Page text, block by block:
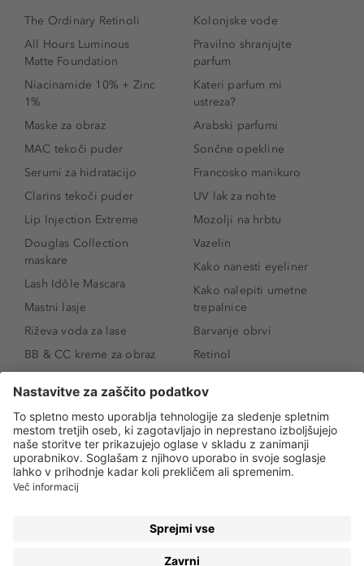
The Ordinary Retinoli
All Hours Luminous
Matte Foundation
Niacinamide 10% + Zinc
1%
Maske za obraz
MAC tekoči puder
Serumi za hidratacijo
Clarins tekoči puder
Lip Injection Extreme
Douglas Collection
maskare
Lash Idôle Mascara
Mastni lasje
Riževa voda za lase
BB & CC kreme za obraz
SPF 30
Senčila za oči
Tekoči puder
Ličenje povešenih vek
Kako povečati oči
Kolonjske vode
Pravilno shranjujte
parfum
Kateri parfum mi
ustreza?
Arabski parfumi
Sončne opekline
Francosko manikuro
UV lak za nohte
Mozolji na hrbtu
Vazelin
Kako nanesti eyeliner
Kako nalepiti umetne
trepalnice
Barvanje obrvi
Retinol
Niacinamid
Rozacea
Salicilna kislina